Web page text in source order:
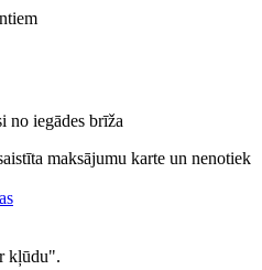
no iegādes brīža
maksājumu karte un nenotiek
kļūdu".